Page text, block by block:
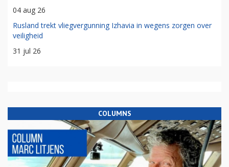
04 aug 26
Rusland trekt vliegvergunning Izhavia in wegens zorgen over
veiligheid
31 jul 26
COLUMNS